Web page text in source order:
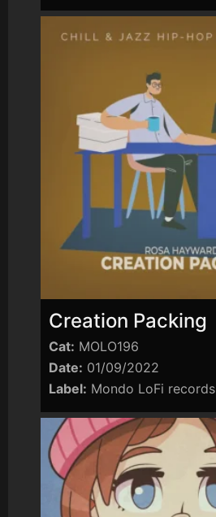
Creation Packing
Cat: MOLO196
Date: 01/09/2022
Label: Mondo LoFi records